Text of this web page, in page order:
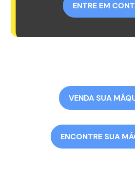
ENTRE EM
VENDA SUA
ENCONTRE SUA